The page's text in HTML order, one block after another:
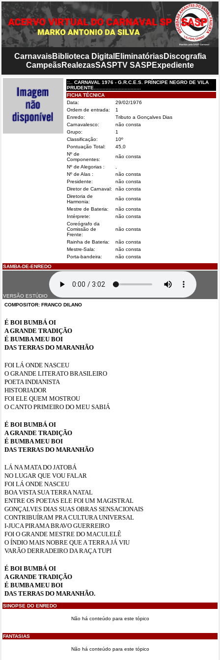
CarnavaisBiblioteca Digital EliminatóriasDiscografia
CampeãsRealezasSASPTV SASP Expediente
::.. CARNAVAL 1976 - G.R.C.E.S. PRÍNCIPE NEGRO DE VILA
PRUDENTE................................
FICHA TÉCNICA
Data:
29/02/1976
Ordem de entrada:
1
Enredo:
Tributo a Gonçalves Dias
Carnavalesco:
não consta
Grupo:
1
Classificação:
10º
Pontuação Total:
45,0
Nº de
Componentes:
não consta
Nº de Alegorias :
Nº de Alas :
não consta
Presidente:
não consta
Diretor de Carnaval:
não consta
Diretoria de
Harmonia:
não consta
Mestre de Bateria:
não consta
Intérprete:
não consta
Coreógrafo da
Comissão de
Frente:
não consta
Rainha de Bateria:
não consta
Mestre-Sala:
não consta
Porta-bandeira:
não consta
SAMBA-DE-ENREDO
VERSÃO ESTÚDIO
COMPOSITOR: FRANCO DILANO
É BOI BUMBÁ OI
A GRANDE TRADIÇÃO
É BUMBA MEU BOI
DAS TERRAS DO MARANHÃO
FOI LÁ ONDE NASCEU
O GRANDE LITERATO BRASILEIRO
POETA INDIANISTA
HISTORIADOR
FOI ELE QUEM MOSTROU
O CANTO PRIMEIRO DO MEU SABIÁ
É BOI BUMBÁ OI
A GRANDE TRADIÇÃO
É BUMBA MEU BOI
DAS TERRAS DO MARANHÃO
LÁ NA MATA DO JATOBÁ
NO LUGAR QUE VOU FALAR
FOI LÁ ONDE NASCEU
BOA VISTA SUA TERRA NATAL
ENTRE OS POETAS ELE FOI UM MAGISTRAL
GONÇALVES DIAS SUAS OBRAS SENSACIONAIS
CONTRIBUÍRAM PRA CULTURA UNIVERSAL
I-JUCA PIRAMA BRAVO GUERREIRO
FOI O GRANDE MESTRE DO MACULELÊ
O ÍNDIO MAIS NOBRE QUE A TERRA JÁ VIU
VARÃO DERRADEIRO DA RAÇA TUPI
É BOI BUMBÁ OI
A GRANDE TRADIÇÃO
É BUMBA MEU BOI
DAS TERRAS DO MARANHÃO.
SINOPSE DO ENREDO
Não há conteúdo para este tópico
FANTASIAS
Não há conteúdo para este tópico